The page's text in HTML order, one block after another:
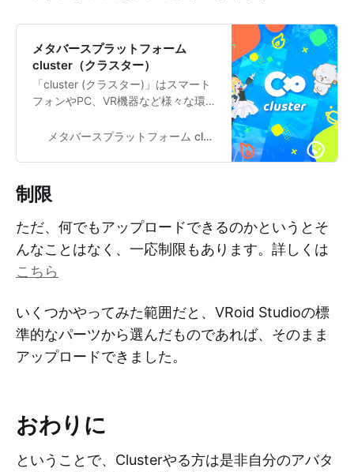
メタバースプラットフォーム
cluster（クラスター）
「cluster (クラスター)」はスマート
フォンやPC、VR機器など様々な環
るメタバースプラットフォームで
ントの他、いつでも参加できるバー
チャルワールドでチャットやゲーム
を楽しめます。
メタバースプラットフォーム cluster（クラスター）
制限
ただ、何でもアップロードできるのかというとそ
んなことはなく、一応制限もあります。詳しくは
こちら
いくつかやってみた範囲だと、VRoid Studioの標
準的なパーツから選んだものであれば、そのまま
アップロードできました。
おわりに
ということで、Clusterやる方は是非自分のアバタ